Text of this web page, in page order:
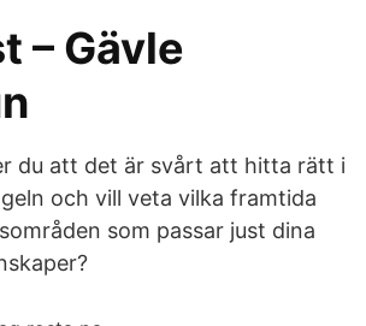
– Gävle
du att det är svårt att hitta rätt i
och vill veta vilka framtida
som passar just dina